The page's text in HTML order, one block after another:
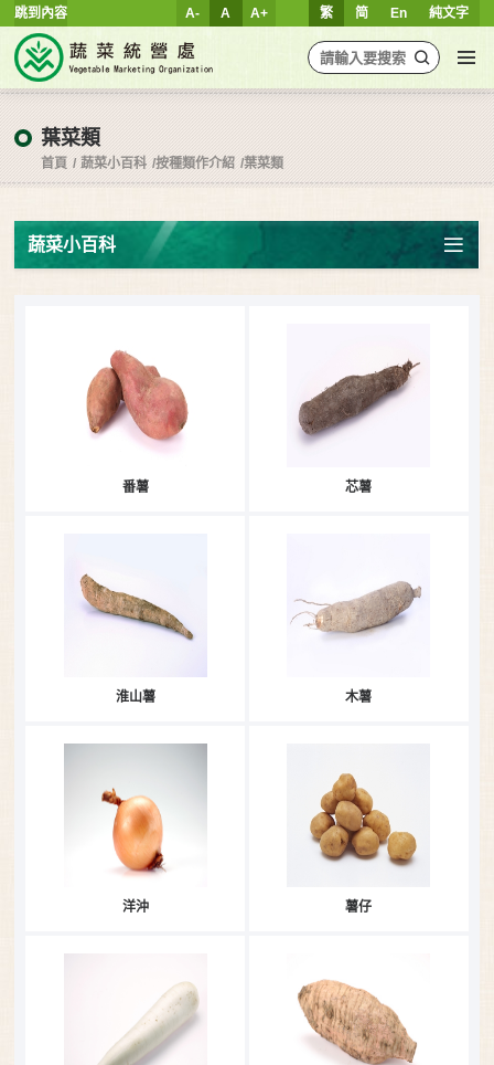
跳到內容 繁 简 En 純文字
A- A A+
葉菜類
首頁 蔬菜小百科 按種類作介紹 葉菜類
蔬菜小百科
番薯 芯薯
淮山薯 木薯
洋沖 薯仔